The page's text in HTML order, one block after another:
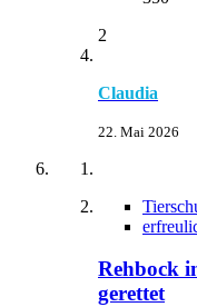
2
Claudia
22. Mai 2026
Rehbock
gerettet